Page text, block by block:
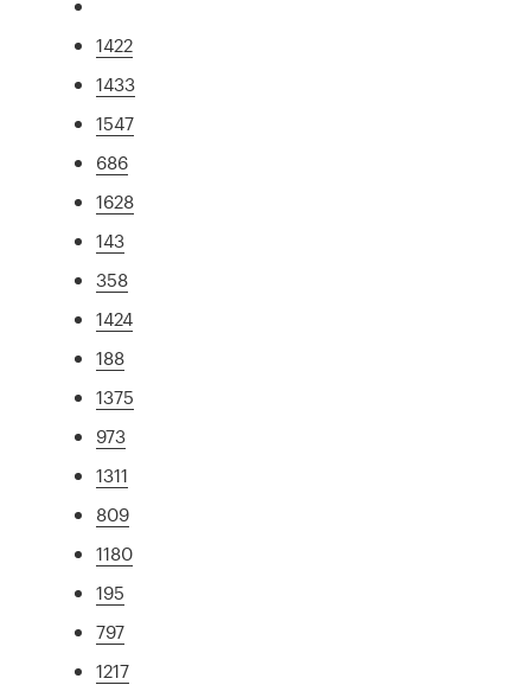
1422
1433
1547
686
1628
143
358
1424
188
1375
973
1311
809
1180
195
797
1217